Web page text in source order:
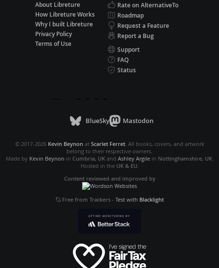
About Libreture
How Libreture Works
Why I built Libreture
Privacy Policy
Terms of Use
Rate on AlternativeTo
Roadmap
Request a Feature
Report a Bug
Support
FAQ
Status
BlueSky Mastodon
© 2017-2026 Kevin Beynon at Scarlet Ferret. All books, covers, and artwork
belong to their respective owners.
Made by Kevin Beynon in Cumbria, UKand Ashley Argilein Nottinghamshire, UK.
Hosted in the UK & EU.
Content reviewed and improved by
Free from Trackers- Test with Blacklight